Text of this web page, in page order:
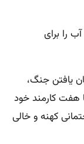
را برای
ژاپن در سال ۱۹۴۵ و پایان یافتن جنگ،
هفت کارمند خود
کهنه و خالی